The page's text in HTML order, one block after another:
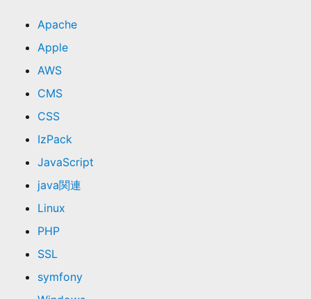
Apache
Apple
AWS
CMS
CSS
IzPack
JavaScript
java関連
Linux
PHP
SSL
symfony